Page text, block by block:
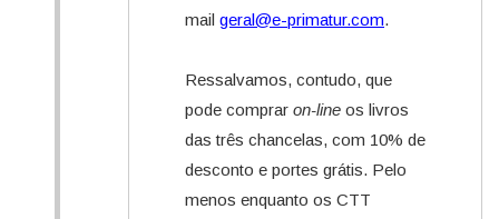
mail geral@e-primatur.com.
Ressalvamos, contudo, que
pode comprar on-line os livros
das três chancelas, com 10% de
desconto e portes grátis. Pelo
menos enquanto os CTT